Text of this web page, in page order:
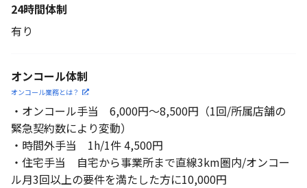
24時間体制
有り
オンコール体制
オンコール業務とは？
・オンコール手当 6,000円～8,500円（1回/所属店舗の
緊急契約数により変動）
・時間外手当 1h/1件 4,500円
・住宅手当 自宅から事業所まで直線3km圏内/オンコー
ル月3回以上の要件を満たした方に10,000円